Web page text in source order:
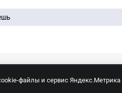
файлы и сервис Яндекс.Метрика